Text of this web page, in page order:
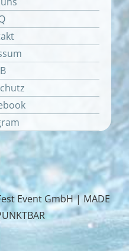
Event GmbH |MADE